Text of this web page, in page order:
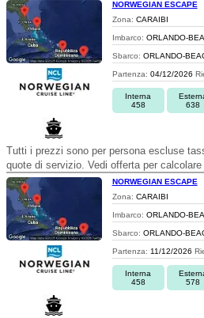
NORWEGIAN ESCAPE
Zona: CARAIBI
Imbarco: ORLANDO-
Sbarco: ORLANDO-
Partenza: 04/12/2026
Interna
458
638
Tutti i prezzi sono per persona escluse
quote di servizio. Vedi offerta per
NORWEGIAN ESCAPE
Zona: CARAIBI
Imbarco: ORLANDO-
Sbarco: ORLANDO-
Partenza: 11/12/2026
Interna
458
578